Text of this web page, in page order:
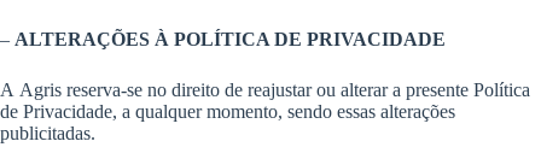
– ALTERAÇÕES À POLÍTICA DE PRIVACIDADE
A Agris reserva-se no direito de reajustar ou alterar a presente Política
de Privacidade, a qualquer momento, sendo essas alterações
publicitadas.